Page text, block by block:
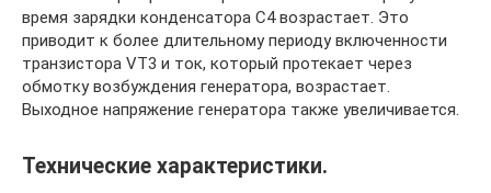
время зарядки конденсатора С4 возрастает. Это
приводит к более длительному периоду включенности
транзистора VT3 и ток, который протекает через
обмотку возбуждения генератора, возрастает.
Выходное напряжение генератора также увеличивается.
Технические характеристики.